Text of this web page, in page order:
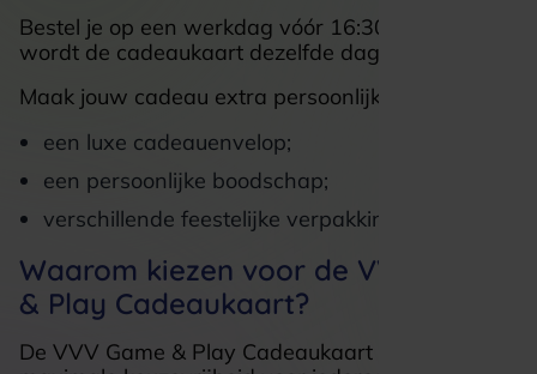
Bestel je op een werkdag vóór 16:30 uur? Dan
wordt de cadeaukaart dezelfde dag verzonden.
Maak jouw cadeau extra persoonlijk met:
een luxe cadeauenvelop;
een persoonlijke boodschap;
verschillende feestelijke verpakkingen.
Waarom kiezen voor de VVV Game
& Play Cadeaukaart?
De VVV Game & Play Cadeaukaart biedt